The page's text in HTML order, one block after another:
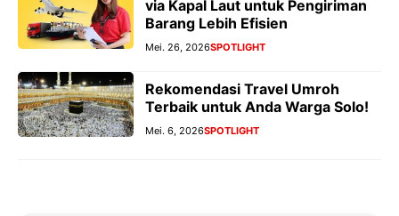
via Kapal Laut untuk Pengiriman
Barang Lebih Efisien
Mei. 26, 2026SPOTLIGHT
Rekomendasi Travel Umroh
Terbaik untuk Anda Warga Solo!
Mei. 6, 2026SPOTLIGHT